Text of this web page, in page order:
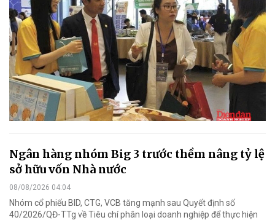
Ngân hàng nhóm Big 3 trước thềm nâng tỷ lệ
sở hữu vốn Nhà nước
08/08/2026 04:04
Nhóm cổ phiếu BID, CTG, VCB tăng mạnh sau Quyết định số
40/2026/QĐ-TTg về Tiêu chí phân loại doanh nghiệp để thực hiện